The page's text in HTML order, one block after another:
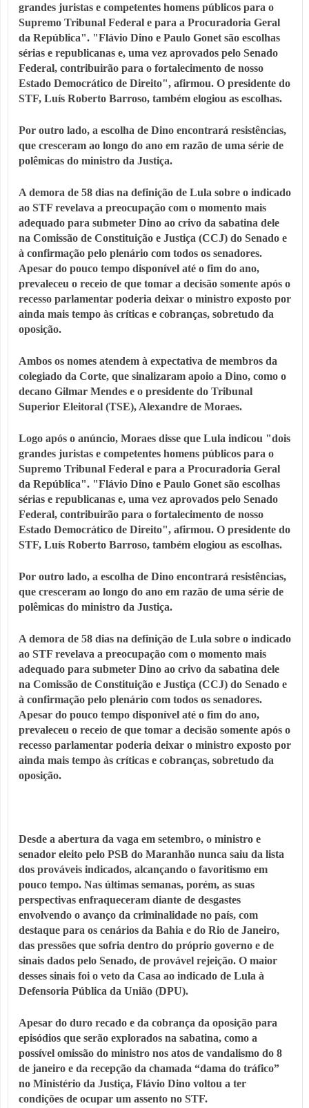
grandes juristas e competentes homens públicos para o
Supremo Tribunal Federal e para a Procuradoria Geral
da República". "Flávio Dino e Paulo Gonet são escolhas
sérias e republicanas e, uma vez aprovados pelo Senado
Federal, contribuirão para o fortalecimento de nosso
Estado Democrático de Direito", afirmou. O presidente do
STF, Luís Roberto Barroso, também elogiou as escolhas.
Por outro lado, a escolha de Dino encontrará resistências,
que cresceram ao longo do ano em razão de uma série de
polêmicas do ministro da Justiça.
A demora de 58 dias na definição de Lula sobre o indicado
ao STF revelava a preocupação com o momento mais
adequado para submeter Dino ao crivo da sabatina dele
na Comissão de Constituição e Justiça (CCJ) do Senado e
à confirmação pelo plenário com todos os senadores.
Apesar do pouco tempo disponível até o fim do ano,
prevaleceu o receio de que tomar a decisão somente após o
recesso parlamentar poderia deixar o ministro exposto por
ainda mais tempo às críticas e cobranças, sobretudo da
oposição.
Ambos os nomes atendem à expectativa de membros da
colegiado da Corte, que sinalizaram apoio a Dino, como o
decano Gilmar Mendes e o presidente do Tribunal
Superior Eleitoral (TSE), Alexandre de Moraes.
Logo após o anúncio, Moraes disse que Lula indicou "dois
grandes juristas e competentes homens públicos para o
Supremo Tribunal Federal e para a Procuradoria Geral
da República". "Flávio Dino e Paulo Gonet são escolhas
sérias e republicanas e, uma vez aprovados pelo Senado
Federal, contribuirão para o fortalecimento de nosso
Estado Democrático de Direito", afirmou. O presidente do
STF, Luís Roberto Barroso, também elogiou as escolhas.
Por outro lado, a escolha de Dino encontrará resistências,
que cresceram ao longo do ano em razão de uma série de
polêmicas do ministro da Justiça.
A demora de 58 dias na definição de Lula sobre o indicado
ao STF revelava a preocupação com o momento mais
adequado para submeter Dino ao crivo da sabatina dele
na Comissão de Constituição e Justiça (CCJ) do Senado e
à confirmação pelo plenário com todos os senadores.
Apesar do pouco tempo disponível até o fim do ano,
prevaleceu o receio de que tomar a decisão somente após o
recesso parlamentar poderia deixar o ministro exposto por
ainda mais tempo às críticas e cobranças, sobretudo da
oposição.
Desde a abertura da vaga em setembro, o ministro e
senador eleito pelo PSB do Maranhão nunca saiu da lista
dos prováveis indicados, alcançando o favoritismo em
pouco tempo. Nas últimas semanas, porém, as suas
perspectivas enfraqueceram diante de desgastes
envolvendo o avanço da criminalidade no país, com
destaque para os cenários da Bahia e do Rio de Janeiro,
das pressões que sofria dentro do próprio governo e de
sinais dados pelo Senado, de provável rejeição. O maior
desses sinais foi o veto da Casa ao indicado de Lula à
Defensoria Pública da União (DPU).
Apesar do duro recado e da cobrança da oposição para
episódios que serão explorados na sabatina, como a
possível omissão do ministro nos atos de vandalismo do 8
de janeiro e da recepção da chamada “dama do tráfico”
no Ministério da Justiça, Flávio Dino voltou a ter
condições de ocupar um assento no STF.